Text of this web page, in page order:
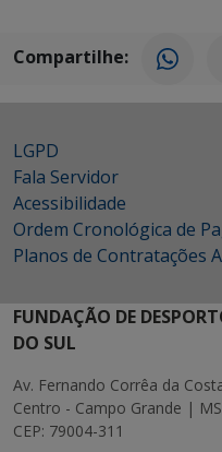
Compartilhe:
LGPD
Fala Servidor
Acessibilidade
Ordem Cronológica de
Planos de Contratações
FUNDAÇÃO DE
DO SUL
Av. Fernando Corrêa da
Centro - Campo Grande | MS
CEP: 79004-311